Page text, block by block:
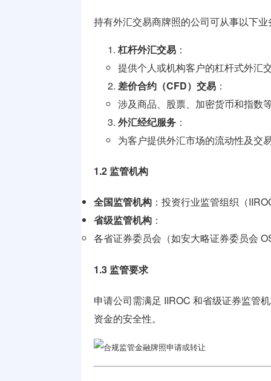
持有外汇交易商牌照的公司可从事以下业
杠杆外汇交易 ：
提供个人或机构客户的杠杆式外汇
差价合约（CFD）交易 ：
涉及商品、股票、加密货币和指数
外汇经纪服务 ：
为客户提供外汇市场的流动性及交
1.2 监管机构
全国监管机构 ：投资行业监管组织（
省级监管机构 ：
各省证券委员会（如安大略证券委员会
1.3 监管要求
申请公司需满足 IIROC 和省级证券监管
资金的安全性。